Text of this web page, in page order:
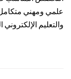
علمي ومهني متكامل
والتعليم الإلكتروني